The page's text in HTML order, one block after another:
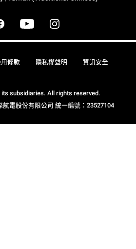
subsidiaries. All rights reserved.
電股份有限公司 統一編號：23527104
條款 隱私權聲明 資訊安全